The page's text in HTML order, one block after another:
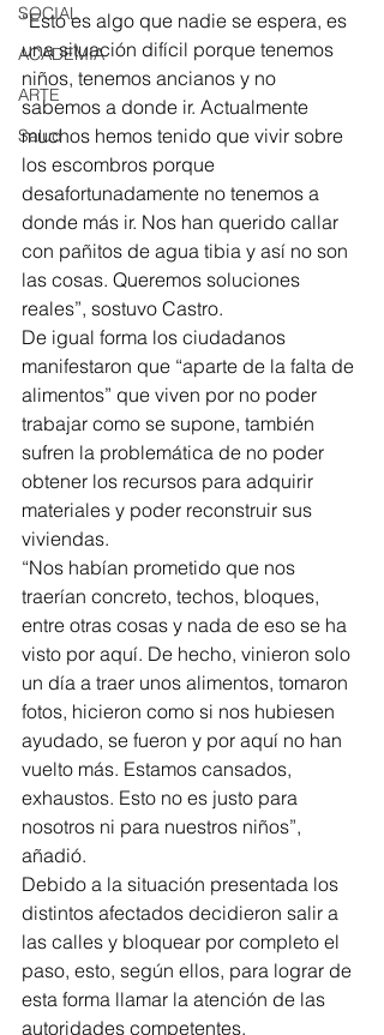
SOCIAL
ACADEMIA
ARTE
Salud
“Esto es algo que nadie se espera, es
una situación difícil porque tenemos
niños, tenemos ancianos y no
sabemos a donde ir. Actualmente
muchos hemos tenido que vivir sobre
los escombros porque
desafortunadamente no tenemos a
donde más ir. Nos han querido callar
con pañitos de agua tibia y así no son
las cosas. Queremos soluciones
reales”, sostuvo Castro.
De igual forma los ciudadanos
manifestaron que “aparte de la falta de
alimentos” que viven por no poder
trabajar como se supone, también
sufren la problemática de no poder
obtener los recursos para adquirir
materiales y poder reconstruir sus
viviendas.
“Nos habían prometido que nos
traerían concreto, techos, bloques,
entre otras cosas y nada de eso se ha
visto por aquí. De hecho, vinieron solo
un día a traer unos alimentos, tomaron
fotos, hicieron como si nos hubiesen
ayudado, se fueron y por aquí no han
vuelto más. Estamos cansados,
exhaustos. Esto no es justo para
nosotros ni para nuestros niños”,
añadió.
Debido a la situación presentada los
distintos afectados decidieron salir a
las calles y bloquear por completo el
paso, esto, según ellos, para lograr de
esta forma llamar la atención de las
autoridades competentes.